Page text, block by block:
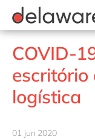
Belgium
Brazil
China
France
Diversidade &
COVID-
escritório
logística
01 jun 2020